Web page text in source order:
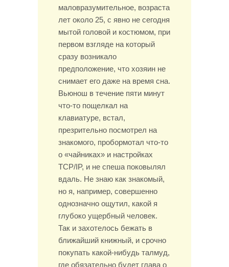
маловразумительное, возраста
лет около 25, с явно не сегодня
мытой головой и костюмом, при
первом взгляде на который
сразу возникало
предположение, что хозяин не
снимает его даже на время сна.
Вьюнош в течение пяти минут
что-то пощелкал на
клавиатуре, встал,
презрительно посмотрел на
знакомого, пробормотал что-то
о «чайниках» и настройках
TCP/IP, и не спеша поковылял
вдаль. Не знаю как знакомый,
но я, например, совершенно
однозначно ощутил, какой я
глубоко ущербный человек.
Так и захотелось бежать в
ближайший книжный, и срочно
покупать какой-нибудь талмуд,
где обязательно будет глава о